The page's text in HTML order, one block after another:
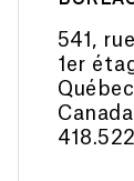
541,
1er
Canada